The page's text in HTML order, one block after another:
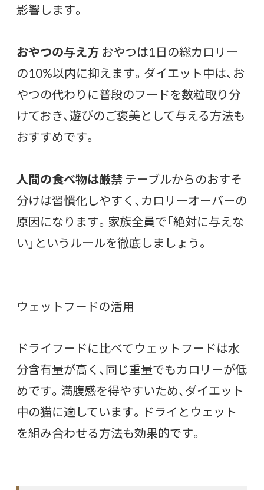
影響します。
おやつの与え方 おやつは1日の総カロリー
の10%以内に抑えます。ダイエット中は、お
やつの代わりに普段のフードを数粒取り分
けておき、遊びのご褒美として与える方法も
おすすめです。
人間の食べ物は厳禁 テーブルからのおすそ
分けは習慣化しやすく、カロリーオーバーの
原因になります。家族全員で「絶対に与えな
い」というルールを徹底しましょう。
ウェットフードの活用
ドライフードに比べてウェットフードは水
分含有量が高く、同じ重量でもカロリーが低
めです。満腹感を得やすいため、ダイエット
中の猫に適しています。ドライとウェット
を組み合わせる方法も効果的です。